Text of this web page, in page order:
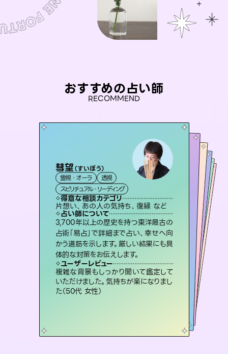
おすすめの占い師
RECOMMEND
彗望（すいぼう）
霊視・オーラ
透視
スピリチュアル・リーディング
得意な相談カテゴリ
片想い、あの人の気持ち、復縁 など
占い師について
3,700年以上の歴史を持つ東洋最古の
占術「易占」で詳細まで占い、幸せへ向
かう道筋を示します。厳しい結果にも具
体的な対策をお伝えします。
ユーザーレビュー
複雑な背景もしっかり聞いて鑑定して
いただけました。気持ちが楽になりまし
た（50代 女性）
アイリス -iris-
西洋占星術 タロット
ルーン
得意な相談カテゴリ
恋愛総合、片想い、二人の未来 など
占い師について
復縁、恋愛、不倫の行方、同性愛や片
思い、仕事関係や借金問題まで知りた
いことや心の負担になっていることを
紐解き、背中をそっと押して導きます。
ユーザーレビュー
安心感のあり、言い切ってくれる所や濁
さない鑑定のおかげで、毎回自分の気
持ちを整えられます（30代 男性）
おう 霊感オラクル
霊視・オーラ
オラクルカード
得意な相談カテゴリ
恋愛総合、あの人の気持ち など
占い師について
霊視×オラクルカードを使って「今」と
「未来」そして「気になるあの人の気持
ち」まで丁寧に読み解き、恋や人生のヒ
ントを優しく引き出します。
ユーザーレビュー
不安な気持ちが嘘みたいに晴れまし
た…！よく視えていらっしゃるんだなと
感じました（40代 女性）
未来視師＊花
霊視・オーラ
スピリチュアル・リーディング
得意な相談カテゴリ
出逢い、片想い、復縁 など
占い師について
未来には何パターンもの選択肢があります。不安で視えにくくなっているあなたの素敵な未来を見つけ、その未来を選択できるようアドバイスします。
ユーザーレビュー
職場の人の性質や人間関係、本心など
本当によく視えていてびっくり。対策が
打てて前向きになれます（40代）
セラピスト理恵
霊視・オーラ
スピリチュアル・リーディング
得意な相談カテゴリ
片想い、二人の未来、年の差 など
占い師について
連絡再開、復縁、成就などの報告実績
多数。セラピストとして2万超の施術経
験があるからこそできる鑑定で、より良
い未来をサポートします。
ユーザーレビュー
とても心温まる鑑定でした。しかもこち
らは何も言っていないのに視えていらっ
しゃるんだなと驚きです（30代女性）
桃源珠羽
霊視・オーラ タロット
スピリチュアル・リーディング
得意な相談カテゴリ
片想い、あの人の気持ち、復縁 など
占い師について
恋愛のお悩みの中でも特に「曖昧な関
係」の相談を得意としており、友達以上
恋人未満なお相手との今後や本音を丁
寧に読み解き恋愛成就へと導きます。
ユーザーレビュー
鑑定していただいてアドバイス通りに行
動すると仲が復活してきました。ありが
とうございました（40代 女性）